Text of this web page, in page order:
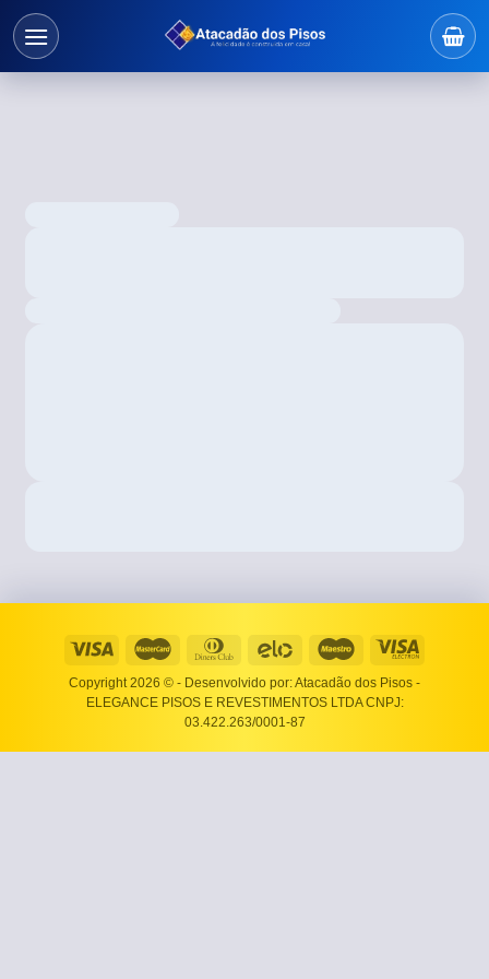
Copyright 2026 © - Desenvolvido por: Atacadão dos Pisos -
ELEGANCE PISOS E REVESTIMENTOS LTDA CNPJ:
03.422.263/0001-87